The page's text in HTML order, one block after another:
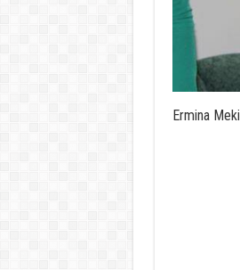
Ermina